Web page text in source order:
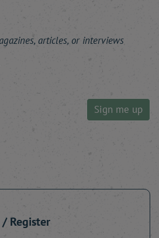
articles, or interviews
Sign me up
Register